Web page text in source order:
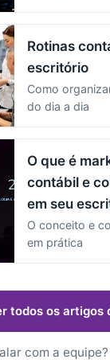
Rotinas
escritório
Como
do dia a dia
O que é
contábil e
em seu
O conceito e
em prática
todos os artigos
com a equipe?